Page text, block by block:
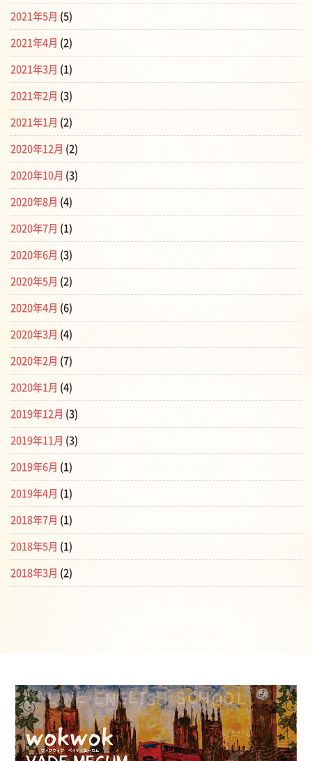
2021年5月 (5)
2021年4月 (2)
2021年3月 (1)
2021年2月 (3)
2021年1月 (2)
2020年12月 (2)
2020年10月 (3)
2020年8月 (4)
2020年7月 (1)
2020年6月 (3)
2020年5月 (2)
2020年4月 (6)
2020年3月 (4)
2020年2月 (7)
2020年1月 (4)
2019年12月 (3)
2019年11月 (3)
2019年6月 (1)
2019年4月 (1)
2018年7月 (1)
2018年5月 (1)
2018年3月 (2)